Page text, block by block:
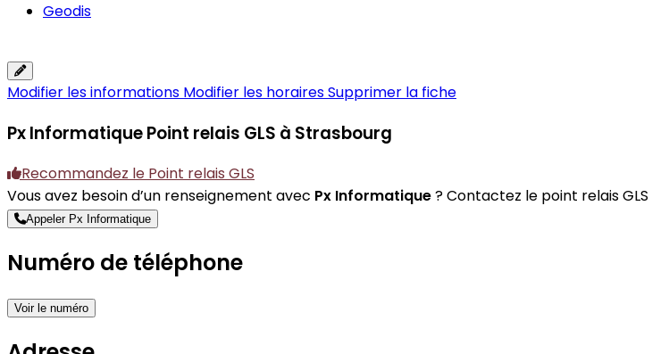
Geodis
Modifier les informations Modifier les horairesSupprimer la fiche
Px InformatiquePoint relais GLS à Strasbourg
Recommandez le Point relais GLS
Vous avez besoin d’un renseignement avec Px Informatique? Contactez le point relais GLS
Appeler Px Informatique
Numéro de téléphone
Voir le numéro